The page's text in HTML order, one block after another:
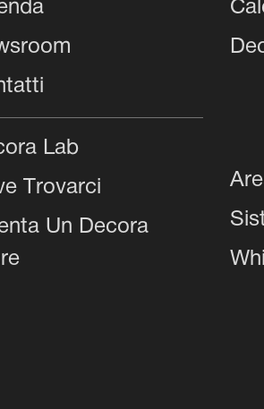
Lab
Trovarci
Un Decora